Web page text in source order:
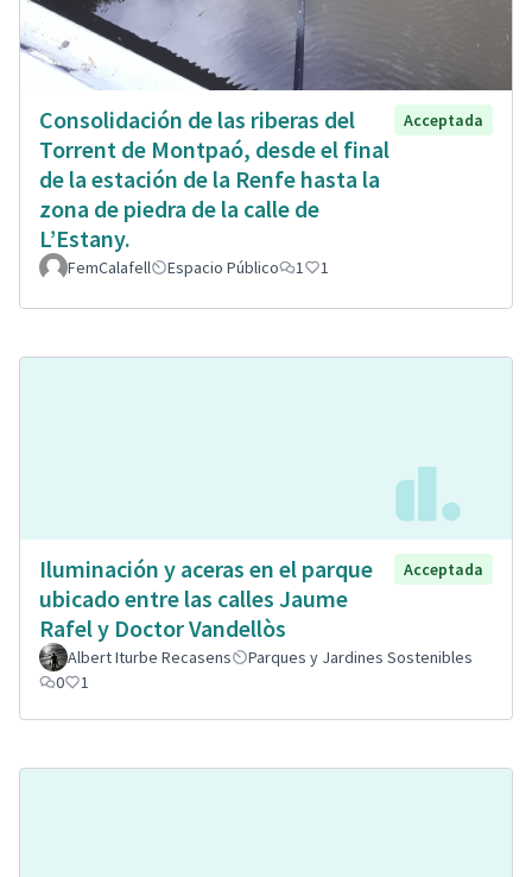
Consolidación de las riberas del
Torrent de Montpaó, desde el final
de la estación de la Renfe hasta la
zona de piedra de la calle de
L’Estany.
Acceptada
FemCalafell Espacio Público 1 1
Iluminación y aceras en el parque
ubicado entre las calles Jaume
Rafel y Doctor Vandellòs
Acceptada
Albert Iturbe Recasens
Parques y Jardines Sostenibles
0
1